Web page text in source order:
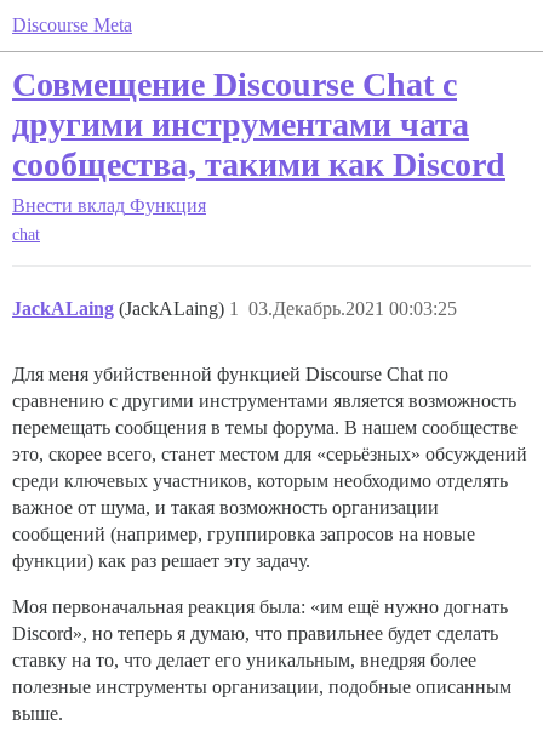
Discourse Meta
Совмещение Discourse Chat с
другими инструментами чата
сообщества, такими как Discord
Внести вклад Функция
chat
JackALaing (JackALaing) 03.Декабрь.2021 00:03:25
1
Для меня убийственной функцией Discourse Chat по
сравнению с другими инструментами является возможность
перемещать сообщения в темы форума. В нашем сообществе
это, скорее всего, станет местом для «серьёзных» обсуждений
среди ключевых участников, которым необходимо отделять
важное от шума, и такая возможность организации
сообщений (например, группировка запросов на новые
функции) как раз решает эту задачу.
Моя первоначальная реакция была: «им ещё нужно догнать
Discord», но теперь я думаю, что правильнее будет сделать
ставку на то, что делает его уникальным, внедряя более
полезные инструменты организации, подобные описанным
выше.